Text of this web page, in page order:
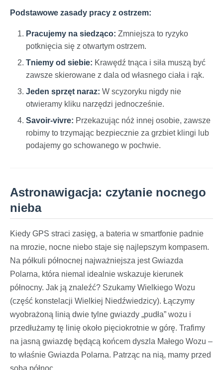
Podstawowe zasady pracy z ostrzem:
Pracujemy na siedząco: Zmniejsza to ryzyko
potknięcia się z otwartym ostrzem.
Tniemy od siebie: Krawędź tnąca i siła muszą być
zawsze skierowane z dala od własnego ciała i rąk.
Jeden sprzęt naraz: W scyzoryku nigdy nie
otwieramy kliku narzędzi jednocześnie.
Savoir-vivre: Przekazując nóż innej osobie, zawsze
robimy to trzymając bezpiecznie za grzbiet klingi lub
podajemy go schowanego w pochwie.
Astronawigacja: czytanie nocnego
nieba
Kiedy GPS straci zasięg, a bateria w smartfonie padnie
na mrozie, nocne niebo staje się najlepszym kompasem.
Na półkuli północnej najważniejsza jest Gwiazda
Polarna, która niemal idealnie wskazuje kierunek
północny. Jak ją znaleźć? Szukamy Wielkiego Wozu
(część konstelacji Wielkiej Niedźwiedzicy). Łączymy
wyobrażoną linią dwie tylne gwiazdy „pudła” wozu i
przedłużamy tę linię około pięciokrotnie w górę. Trafimy
na jasną gwiazdę będącą końcem dyszla Małego Wozu –
to właśnie Gwiazda Polarna. Patrząc na nią, mamy przed